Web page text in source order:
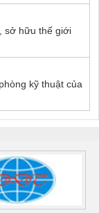
sở hữu thế giới
kỹ thuật của